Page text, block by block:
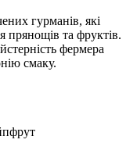
гурманів, які
прянощів та фруктів.
фермера
смаку.